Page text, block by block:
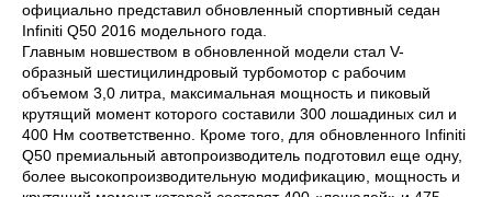
официально представил обновленный спортивный седан
Infiniti Q50 2016 модельного года.
Главным новшеством в обновленной модели стал V-
образный шестицилиндровый турбомотор с рабочим
объемом 3,0 литра, максимальная мощность и пиковый
крутящий момент которого составили 300 лошадиных сил и
400 Нм соответственно. Кроме того, для обновленного Infiniti
Q50 премиальный автопроизводитель подготовил еще одну,
более высокопроизводительную модификацию, мощность и